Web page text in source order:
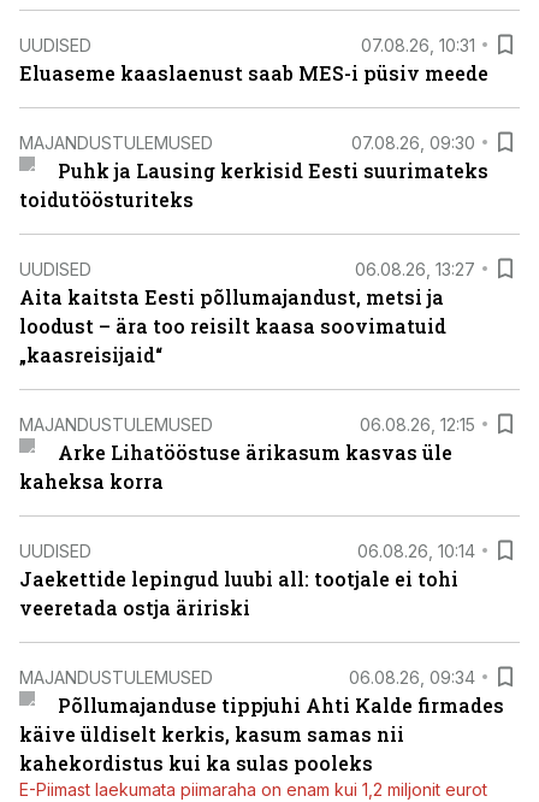
UUDISED 07.08.26, 10:31
Eluaseme kaaslaenust saab MES-i püsiv meede
MAJANDUSTULEMUSED 07.08.26, 09:30
Puhk ja Lausing kerkisid Eesti suurimateks
toidutöösturiteks
UUDISED 06.08.26, 13:27
Aita kaitsta Eesti põllumajandust, metsi ja
loodust – ära too reisilt kaasa soovimatuid
„kaasreisijaid“
MAJANDUSTULEMUSED 06.08.26, 12:15
Arke Lihatööstuse ärikasum kasvas üle
kaheksa korra
UUDISED 06.08.26, 10:14
Jaekettide lepingud luubi all: tootjale ei tohi
veeretada ostja äririski
MAJANDUSTULEMUSED 06.08.26, 09:34
Põllumajanduse tippjuhi Ahti Kalde firmades
käive üldiselt kerkis, kasum samas nii
kahekordistus kui ka sulas pooleks
E-Piimast laekumata piimaraha on enam kui 1,2 miljonit eurot